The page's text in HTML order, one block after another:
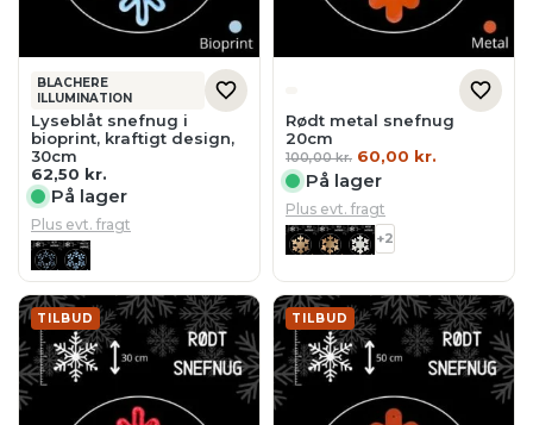
BLACHERE
ILLUMINATION
Lyseblåt snefnug i
bioprint, kraftigt design,
30cm
62,50 kr.
På lager
Plus evt. fragt
Rødt metal snefnug
20cm
100,00kr. Den
pris
var:
100,00 kr..
60,00 kr.
På lager
Plus evt. fragt
+2
TILBUD TILBUD